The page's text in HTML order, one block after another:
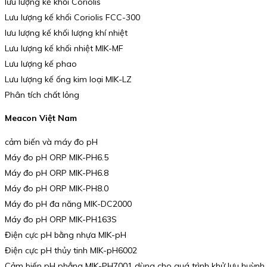
Lưu lượng kế khối Coriolis FCC-300
lưu lượng kế khối lượng khí nhiệt
Lưu lượng kế khối nhiệt MIK-MF
Lưu lượng kế phao
Lưu lượng kế ống kim loại MIK-LZ
Phân tích chất lỏng
Meacon Việt Nam
cảm biến và máy đo pH
Máy đo pH ORP MIK-PH6.5
Máy đo pH ORP MIK-PH6.8
Máy đo pH ORP MIK-PH8.0
Máy đo pH đa năng MIK-DC2000
Máy đo pH ORP MIK-PH163S
Điện cực pH bằng nhựa MIK-pH
Điện cực pH thủy tinh MIK-pH6002